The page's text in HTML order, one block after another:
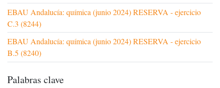
EBAU Andalucía: química (junio 2024) RESERVA - ejercicio
C.3 (8244)
EBAU Andalucía: química (junio 2024) RESERVA - ejercicio
B.5 (8240)
Palabras clave